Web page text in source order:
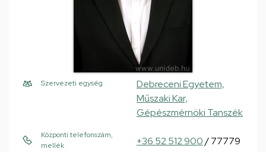
Szervezeti egység
Debreceni Egyetem,
Műszaki Kar,
Gépészmérnöki Tanszék
Központi telefonszám,
mellék
+36 52 512 900/ 77779